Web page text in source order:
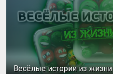
Весёлые истории из жизни